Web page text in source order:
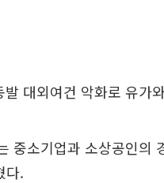
발 대외여건 악화로 유가
중소기업과 소상공인의
다.